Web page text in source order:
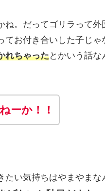
ね。だってゴリラって外
お付き合いした子じゃ
れちゃったとかいう話な
ーか！！
い気持ちはやまやまな